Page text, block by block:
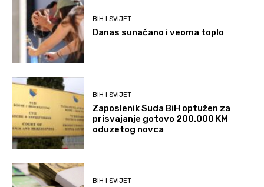
BIH I SVIJET
Danas sunačano i veoma toplo
BIH I SVIJET
Zaposlenik Suda BiH optužen za
prisvajanje gotovo 200.000 KM
oduzetog novca
BIH I SVIJET